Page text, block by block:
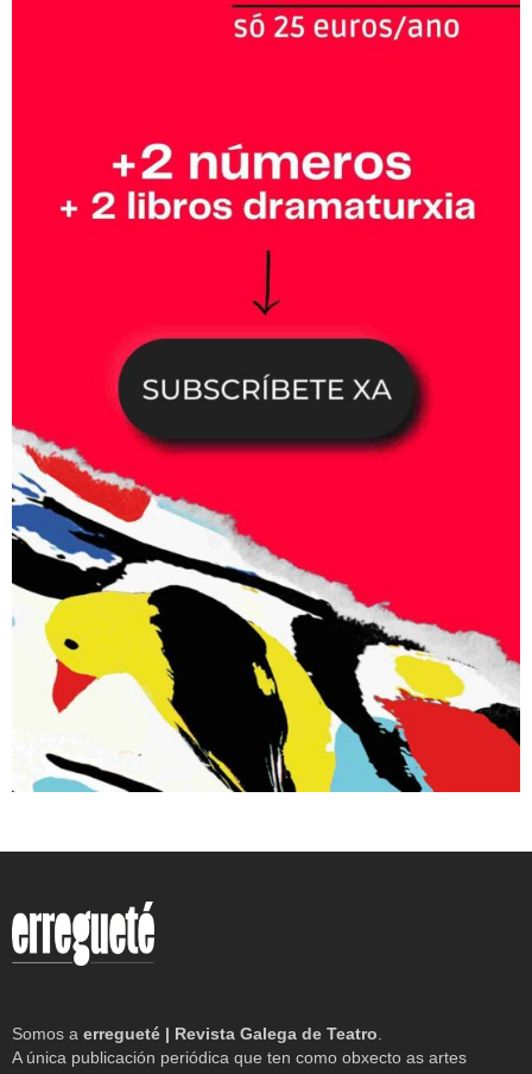
Somos a erregueté | Revista Galega de Teatro
A única publicación periódica que ten como obxecto as artes